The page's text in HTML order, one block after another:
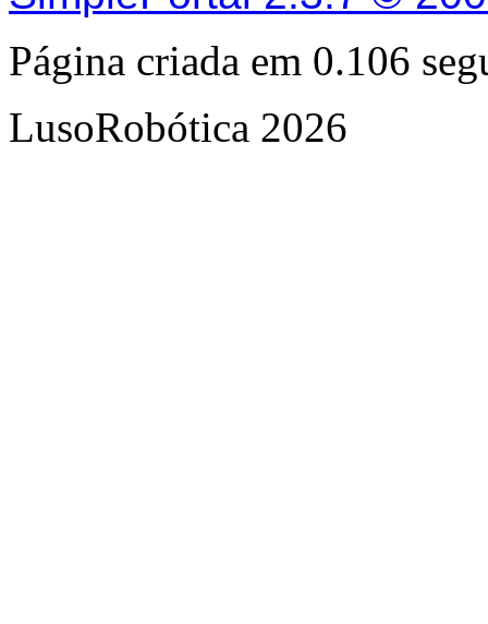
Página criada em 0.106
LusoRobótica 2026